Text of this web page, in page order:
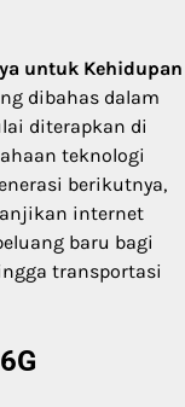
untuk Kehidupan
dibahas dalam
diterapkan di
teknologi
berikutnya,
internet
baru bagi
transportasi